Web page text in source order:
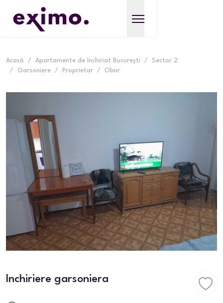
Acasă / Apartamente de închiriat București /
Sector 2
/
Garsoniere / Proprietar / Obor
Inchiriere garsoniera